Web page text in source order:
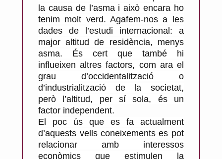
la causa de l’asma i això encara ho
tenim molt verd. Agafem-nos a les
dades de l’estudi internacional: a
major altitud de residència, menys
asma. És cert que també hi
influeixen altres factors, com ara el
grau d’occidentalització o
d’industrialització de la societat,
però l’altitud, per sí sola, és un
factor independent.
El poc ús que es fa actualment
d’aquests vells coneixements es pot
relacionar amb interessos
econòmics que estimulen la